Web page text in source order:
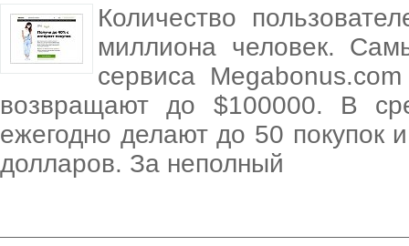
Количество
миллиона человек.
сервиса
возвращают до $100000. В
ежегодно делают до 50 покупок
долларов. За неполный